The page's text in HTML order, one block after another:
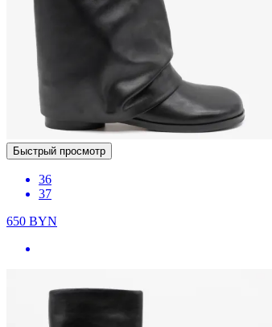
Быстрый просмотр
36
37
650 BYN